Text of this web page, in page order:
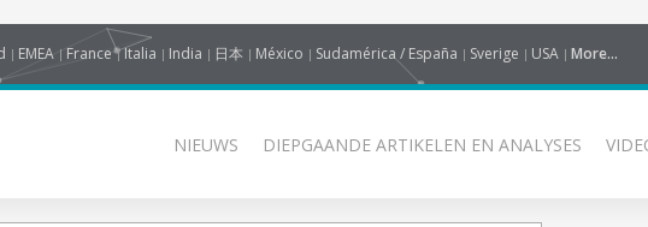
EMEA France Italia India 日本 México Sudamérica / España Sverige USA More...
NIEUWS DIEPGAANDE ARTIKELEN EN ANALYSES